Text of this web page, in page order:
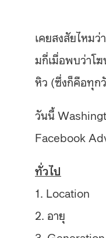
เคยสงสัยไหม
มกี่เมื่อพบว่าโ
หิว (ซึ่งก็คือทุก
วันนี้
Facebook
ทั่วไป
1. Location
2. อายุ